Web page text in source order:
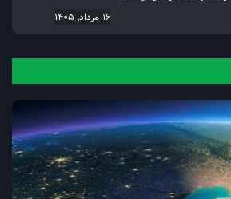
16 مرداد, 1405